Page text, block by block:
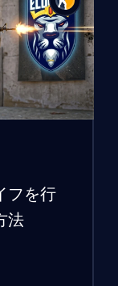
フを行
法